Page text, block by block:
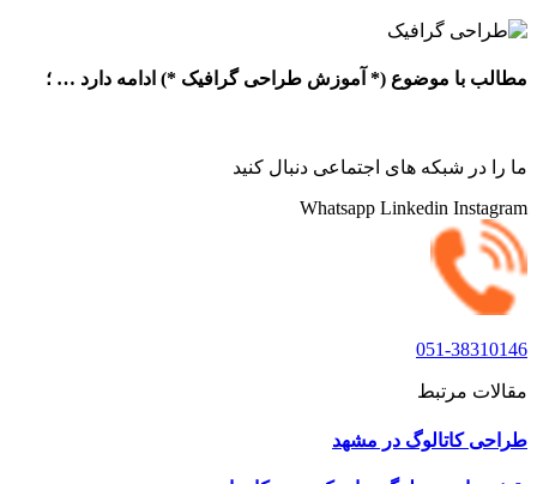
مطالب با موضوع (* آموزش طراحی گرافیک *) ادامه دارد … ؛
ما را در شبکه های اجتماعی دنبال کنید
Whatsapp Linkedin Instagram
051-38310146
مقالات مرتبط
طراحی کاتالوگ در مشهد